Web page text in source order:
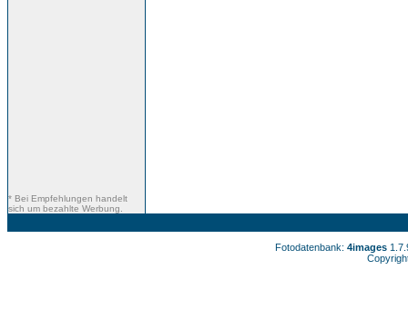
* Bei Empfehlungen handelt
sich um bezahlte Werbung.
Fotodatenbank: 4images